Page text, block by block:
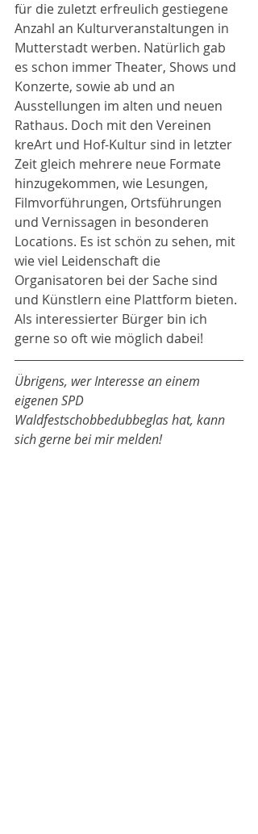
für die zuletzt erfreulich gestiegene
Anzahl an Kulturveranstaltungen in
Mutterstadt werben. Natürlich gab
es schon immer Theater, Shows und
Konzerte, sowie ab und an
Ausstellungen im alten und neuen
Rathaus. Doch mit den Vereinen
kreArt und Hof-Kultur sind in letzter
Zeit gleich mehrere neue Formate
hinzugekommen, wie Lesungen,
Filmvorführungen, Ortsführungen
und Vernissagen in besonderen
Locations. Es ist schön zu sehen, mit
wie viel Leidenschaft die
Organisatoren bei der Sache sind
und Künstlern eine Plattform bieten.
Als interessierter Bürger bin ich
gerne so oft wie möglich dabei!
Übrigens, wer Interesse an einem
eigenen SPD
Waldfestschobbedubbeglas hat, kann
sich gerne bei mir melden!